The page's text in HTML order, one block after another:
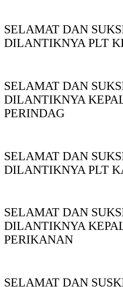
SELAMAT DAN
DILANTIKNYA PLT
SELAMAT DAN
DILANTIKNYA
PERINDAG
SELAMAT DAN
DILANTIKNYA PLT
SELAMAT DAN
DILANTIKNYA
PERIKANAN
SELAMAT DAN